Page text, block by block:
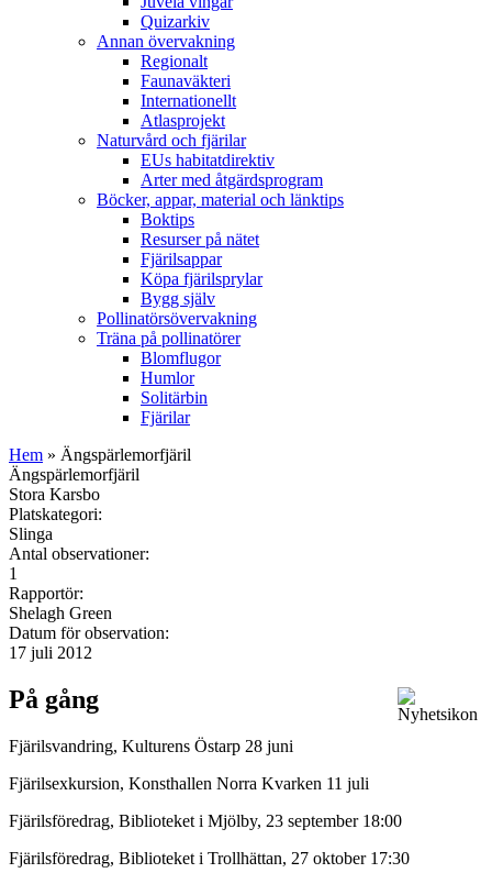
Quizarkiv
Annan övervakning
Regionalt
Faunaväkteri
Internationellt
Atlasprojekt
Naturvård och fjärilar
EUs habitatdirektiv
Arter med åtgärdsprogram
Böcker, appar, material och länktips
Boktips
Resurser på nätet
Fjärilsappar
Köpa fjärilsprylar
Bygg själv
Pollinatörsövervakning
Träna på pollinatörer
Blomflugor
Humlor
Solitärbin
Fjärilar
Hem » Ängspärlemorfjäril
Ängspärlemorfjäril
Stora Karsbo
Platskategori:
Slinga
Antal observationer:
1
Rapportör:
Shelagh Green
Datum för observation:
17 juli 2012
På gång
Fjärilsvandring, Kulturens Östarp 28 juni
Fjärilsexkursion, Konsthallen Norra Kvarken 11 juli
Fjärilsföredrag, Biblioteket i Mjölby, 23 september 18:00
Fjärilsföredrag, Biblioteket i Trollhättan, 27 oktober 17:30